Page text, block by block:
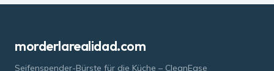
morderlarealidad.com
Seifenspender-Bürste für die Küche – CleanEase